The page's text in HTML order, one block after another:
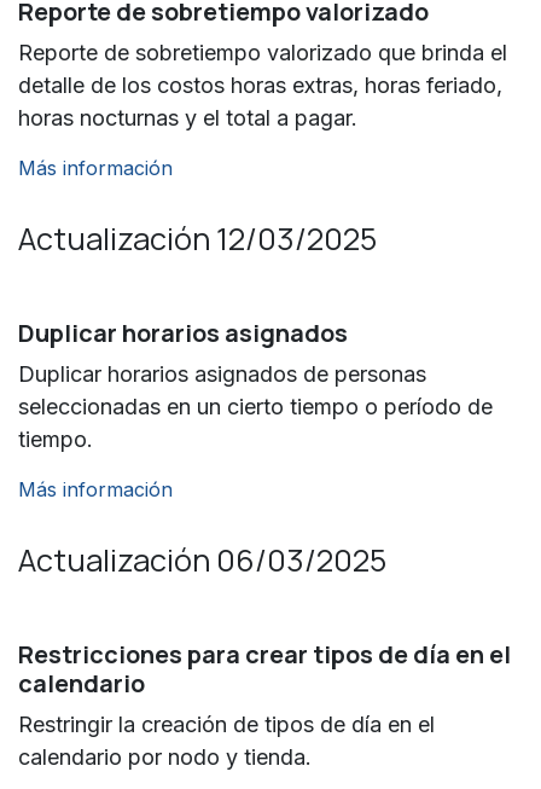
Reporte de sobretiempo valorizado
Reporte de sobretiempo valorizado que brinda el
detalle de los costos horas extras, horas feriado,
horas nocturnas y el total a pagar.
Más información
Actualización 12/03/2025
Duplicar horarios asignados
Duplicar horarios asignados de personas
seleccionadas en un cierto tiempo o período de
tiempo.
Más información
Actualización 06/03/2025
Restricciones para crear tipos de día en el
calendario
Restringir la creación de tipos de día en el
calendario por nodo y tienda.